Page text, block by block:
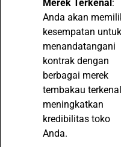
Merek Terkenal:
Anda akan
kesempatan untuk
menandatangani
kontrak dengan
berbagai merek
tembakau
meningkatkan
kredibilitas toko
Anda.